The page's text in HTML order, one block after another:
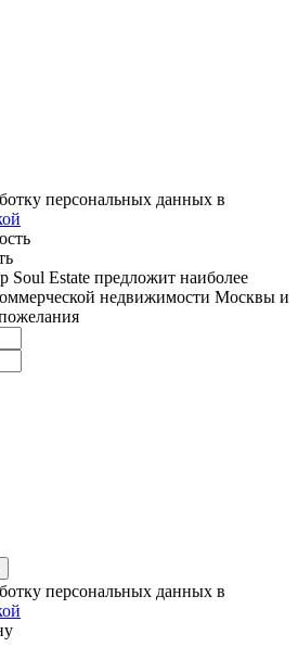
персональных данных в
Soul Estate предложит наиболее
недвижимости Москвы и
персональных данных в